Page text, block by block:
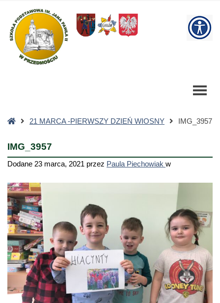
Szkoła
Podstawowa
Strona21 MARCA -PIERWSZY DZIEŃ WIOSNY IMG_3957
IMG_3957
Dodane 23 marca, 2021 przez Paula Piechowiak w